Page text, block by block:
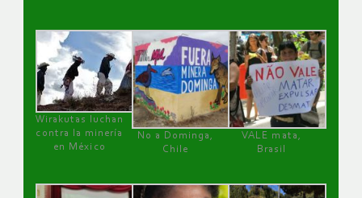
Wirakutas luchan
contra la minería
en México
No a Dominga,
Chile
VALE mata,
Brasil